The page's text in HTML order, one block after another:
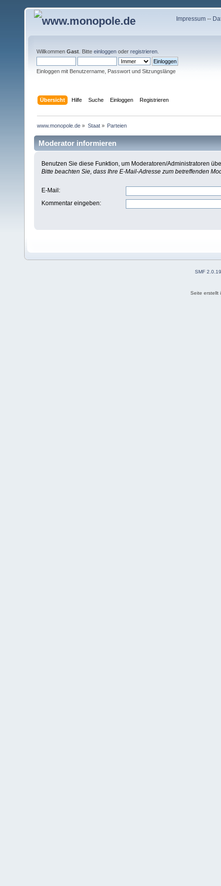
Impressum--
Willkommen Gast . Bitte einloggen oder registrieren
Einloggen mit Benutzername, Passwort und Sitzungslänge
Übersicht Hilfe Suche Einloggen Registrieren
www.monopole.de » Staat» Parteien
Moderator informieren
Benutzen Sie diese Funktion, um Moderatoren/Administratoren
Bitte beachten Sie, dass Ihre E-Mail-Adresse zum betreffenden
E-Mail :
Kommentar eingeben:
SMF 2.0.19
Seite erstellt